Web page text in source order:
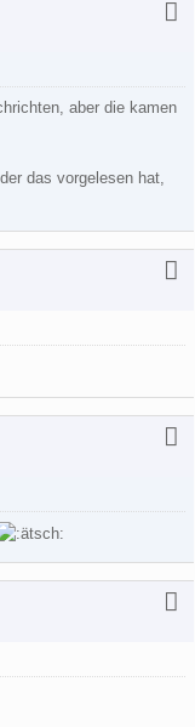
aber die kamen
das vorgelesen hat,